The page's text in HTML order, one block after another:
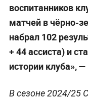
воспитанников
матчей в чёрно-
набрал 102
+ 44 ассиста) и
истории клуба», —
В сезоне 2024/25